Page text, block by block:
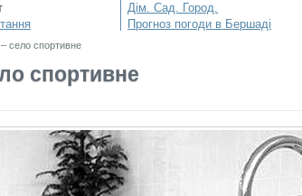
Дім. Сад. Город.
Прогноз погоди в Бершаді
село спортивне
спортивне